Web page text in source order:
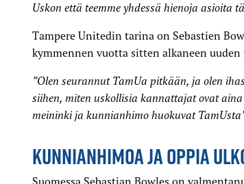
Uskon että teemme yhdessä hienoja asioita
Tampere Unitedin tarina on Sebastien
kymmennen vuotta sitten alkaneen
”Olen seurannut TamUa pitkään, ja olen
siihen, miten uskollisia kannattajat ovat
meininki ja kunnianhimo huokuvat
KUNNIANHIMOA JA OPPIA